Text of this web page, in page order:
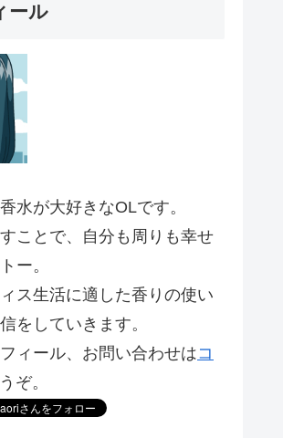
ール
水が大好きなOLです。
ことで、自分も周りも幸せ
ー。
ス生活に適した香りの使い
をしていきます。
ィール、お問い合わせはコ
ぞ。